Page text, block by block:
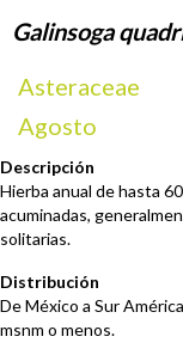
Galinsoga
Asteraceae
Agosto
Descripción
Hierba anual de hasta
acuminadas,
solitarias.
Distribución
De México a Sur
msnm o menos.